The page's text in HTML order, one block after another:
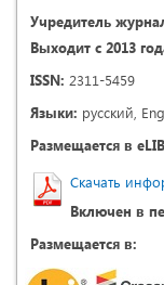
Учредитель
Выходит с 2013
ISSN: 2311-5459
Языки: русский,
Размещается в
Скачать
Включен в
Размещается в: